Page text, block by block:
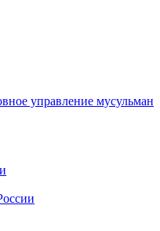
управление мусульман